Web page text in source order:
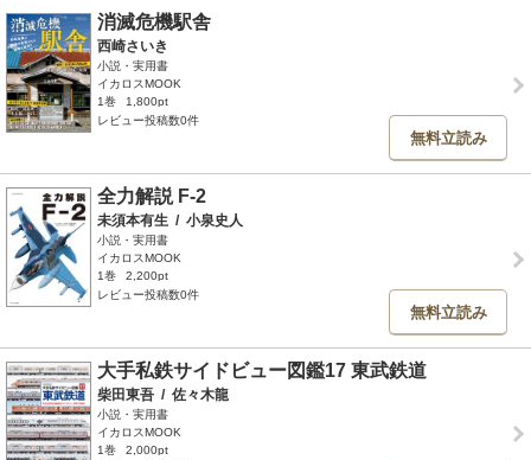
消滅危機駅舎
西崎さいき
小説・実用書
イカロスMOOK
1巻
1,800pt
レビュー投稿数0件
無料立読み
全力解説 F-2
未須本有生 / 小泉史人
小説・実用書
イカロスMOOK
1巻
2,200pt
レビュー投稿数0件
無料立読み
大手私鉄サイドビュー図鑑17 東武鉄道
柴田東吾 / 佐々木龍
小説・実用書
イカロスMOOK
1巻
2,000pt